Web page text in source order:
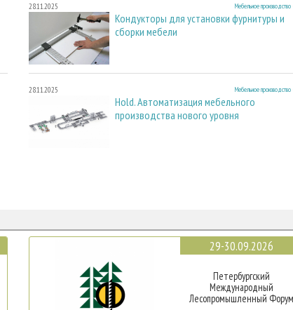
28.11.2025 Мебельное производство
Кондукторы для установки фурнитуры и
сборки мебели
28.11.2025 Мебельное производство
Hold. Автоматизация мебельного
производства нового уровня
29-30.09.2026
Петербургский
Международный
Лесопромышленный Форум